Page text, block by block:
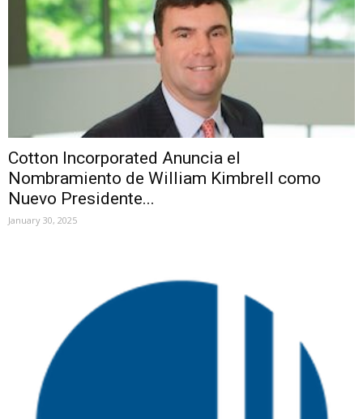
Cotton Incorporated Anuncia el
Nombramiento de William Kimbrell como
Nuevo Presidente...
January 30, 2025